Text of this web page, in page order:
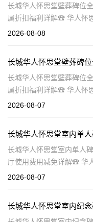
长城华人怀思堂壁葬碑位
属折扣福利详解☎ 华人怀
5063随着社会的发展和人
2026-08-08
长城华人怀思堂壁葬碑位
属折扣福利详解☎ 华人怀
5063随着社会的发展和人
2026-08-07
长城华人怀思堂室内单人
厅使用费用减免详解☎ 华
838-5063引言随着社会的
2026-08-07